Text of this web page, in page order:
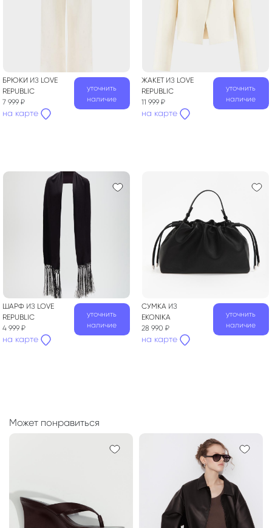
БРЮКИ ИЗ LOVE
REPUBLIC
7 999 ₽
на карте
уточнить
наличие
ЖАКЕТ ИЗ LOVE
REPUBLIC
11 999 ₽
на карте
уточнить
наличие
ШАРФ ИЗ LOVE
REPUBLIC
4 999 ₽
на карте
уточнить
наличие
СУМКА ИЗ
EKONIKA
28 990 ₽
на карте
уточнить
наличие
Может понравиться